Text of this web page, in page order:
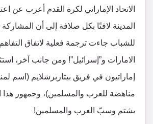
الاتحاد الإماراتي لكرة القدم أعرب عن
المدينة لافتًا بكل صلافة إلى أن
للشباب جاءت ترجمة فعلية لاتفاق التفاهم
الامارات و”إسرائيل”! ومن جانب آخر،
إماراتيون في فريق بيتاربرشلايم (اسم
مناهضة للعرب والمسلمين)، وجمهور هذا
بشتم وسبّ العرب والمسلمين!